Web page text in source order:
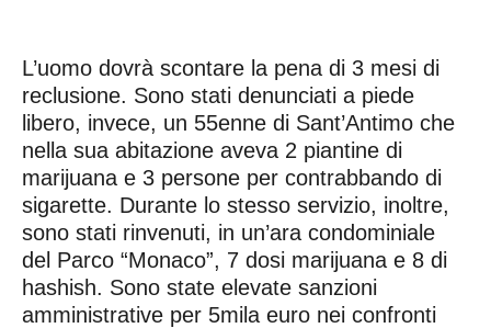
L’uomo dovrà scontare la pena di 3 mesi di
reclusione. Sono stati denunciati a piede
libero, invece, un 55enne di Sant’Antimo che
nella sua abitazione aveva 2 piantine di
marijuana e 3 persone per contrabbando di
sigarette. Durante lo stesso servizio, inoltre,
sono stati rinvenuti, in un’ara condominiale
del Parco “Monaco”, 7 dosi marijuana e 8 di
hashish. Sono state elevate sanzioni
amministrative per 5mila euro nei confronti